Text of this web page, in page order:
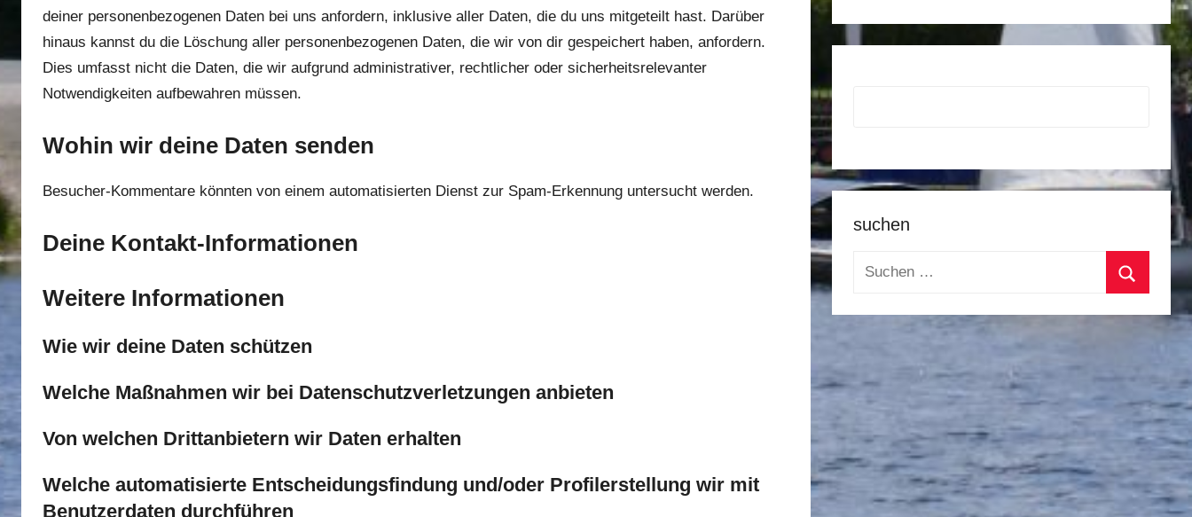
deiner personenbezogenen Daten bei uns anfordern, inklusive aller Daten, die du uns mitgeteilt hast. Darüber
hinaus kannst du die Löschung aller personenbezogenen Daten, die wir von dir gespeichert haben, anfordern.
Dies umfasst nicht die Daten, die wir aufgrund administrativer, rechtlicher oder sicherheitsrelevanter
Notwendigkeiten aufbewahren müssen.
Wohin wir deine Daten senden
Besucher-Kommentare könnten von einem automatisierten Dienst zur Spam-Erkennung untersucht werden.
Deine Kontakt-Informationen
Weitere Informationen
Wie wir deine Daten schützen
Welche Maßnahmen wir bei Datenschutzverletzungen anbieten
Von welchen Drittanbietern wir Daten erhalten
Welche automatisierte Entscheidungsfindung und/oder Profilerstellung wir mit
Benutzerdaten durchführen
suchen
Suchen